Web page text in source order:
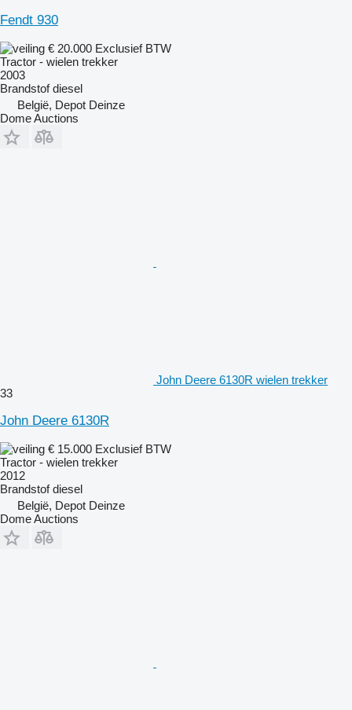
Fendt 930
€ 20.000 Exclusief BTW
Tractor - wielen trekker
2003
Brandstof diesel
België, Depot Deinze
Dome Auctions
John Deere 6130R wielen trekker
33
John Deere 6130R
€ 15.000 Exclusief BTW
Tractor - wielen trekker
2012
Brandstof diesel
België, Depot Deinze
Dome Auctions